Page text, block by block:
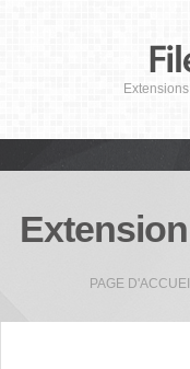
PAGE